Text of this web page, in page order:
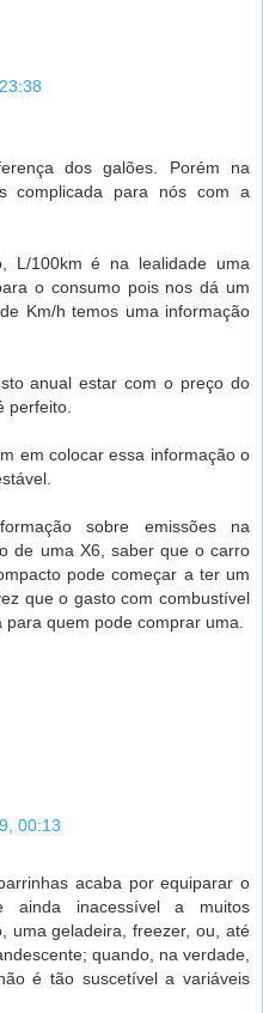
dos galões. Porém na
complicada para nós com a
L/100km é na lealidade uma
o consumo pois nos dá um
Km/h temos uma informação
anual estar com o preço do
perfeito.
em colocar essa informação o
sobre emissões na
de uma X6, saber que o carro
pode começar a ter um
que o gasto com combustível
quem pode comprar uma.
00:13
acaba por equiparar o
inacessível a muitos
uma geladeira, freezer, ou, até
quando, na verdade,
é tão suscetível a variáveis